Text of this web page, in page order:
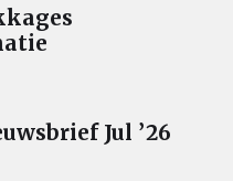
Jul ’26